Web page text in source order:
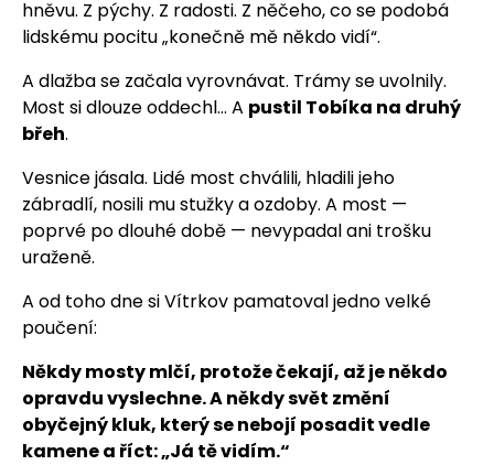
hněvu. Z pýchy. Z radosti. Z něčeho, co se podobá
lidskému pocitu „konečně mě někdo vidí“.
A dlažba se začala vyrovnávat. Trámy se uvolnily.
Most si dlouze oddechl… A pustil Tobíka na druhý
břeh.
Vesnice jásala. Lidé most chválili, hladili jeho
zábradlí, nosili mu stužky a ozdoby. A most —
poprvé po dlouhé době — nevypadal ani trošku
uraženě.
A od toho dne si Vítrkov pamatoval jedno velké
poučení:
Někdy mosty mlčí, protože čekají, až je někdo
opravdu vyslechne. A někdy svět změní
obyčejný kluk, který se nebojí posadit vedle
kamene a říct: „Já tě vidím.“